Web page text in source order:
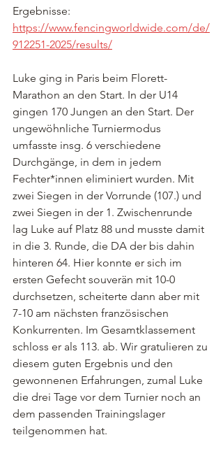
Ergebnisse:
https://www.fencingworldwide.com/de/
912251-2025/results/
Luke ging in Paris beim Florett-
Marathon an den Start. In der U14
gingen 170 Jungen an den Start. Der
ungewöhnliche Turniermodus
umfasste insg. 6 verschiedene
Durchgänge, in dem in jedem
Fechter*innen eliminiert wurden. Mit
zwei Siegen in der Vorrunde (107.) und
zwei Siegen in der 1. Zwischenrunde
lag Luke auf Platz 88 und musste damit
in die 3. Runde, die DA der bis dahin
hinteren 64. Hier konnte er sich im
ersten Gefecht souverän mit 10-0
durchsetzen, scheiterte dann aber mit
7-10 am nächsten französischen
Konkurrenten. Im Gesamtklassement
schloss er als 113. ab. Wir gratulieren zu
diesem guten Ergebnis und den
gewonnenen Erfahrungen, zumal Luke
die drei Tage vor dem Turnier noch an
dem passenden Trainingslager
teilgenommen hat.